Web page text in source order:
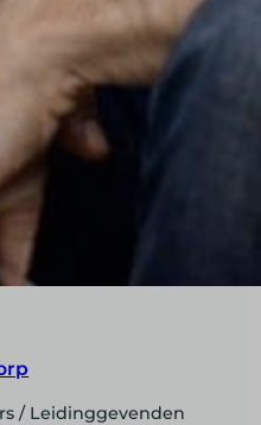
/ Leidinggevenden